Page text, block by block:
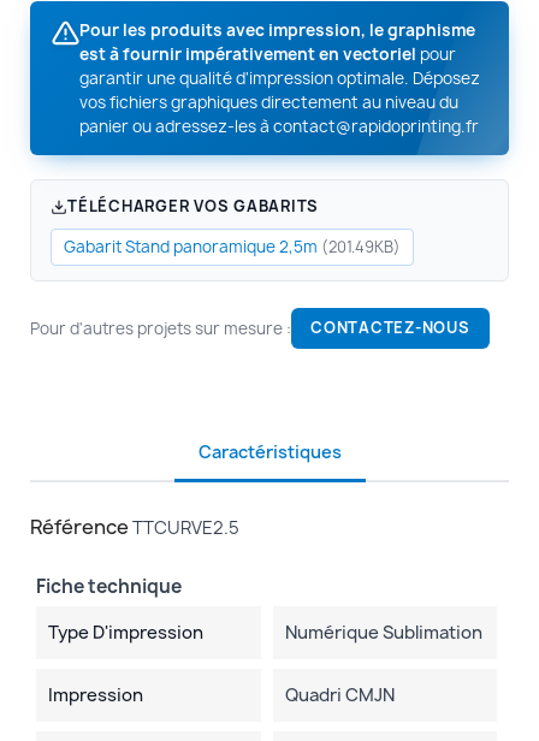
Pour les produits avec impression, le graphisme
est à fournir impérativement en vectoriel pour
garantir une qualité d'impression optimale. Déposez
vos fichiers graphiques directement au niveau du
panier ou adressez-les àcontact@rapidoprinting.fr
TÉLÉCHARGER VOS GABARITS
Gabarit Stand panoramique 2,5m (201.49KB)
Pour d'autres projets sur mesure : CONTACTEZ-NOUS
Caractéristiques
Référence TTCURVE2.5
Fiche technique
Type D'impression Numérique Sublimation
Impression Quadri CMJN